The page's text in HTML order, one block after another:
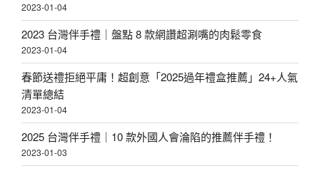
2023-01-04
2023 台灣伴手禮｜盤點 8 款網讚超涮嘴的肉鬆零食
2023-01-04
春節送禮拒絕平庸！超創意「2025過年禮盒推薦」24+人氣
清單總結
2023-01-04
2025 台灣伴手禮｜10 款外國人會淪陷的推薦伴手禮！
2023-01-03